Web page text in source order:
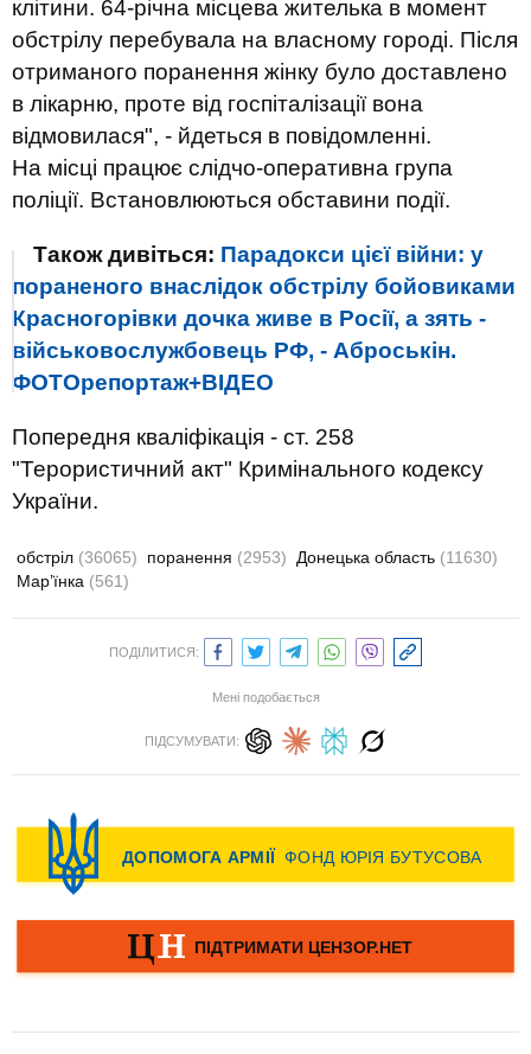
клітини. 64-річна місцева жителька в момент
обстрілу перебувала на власному городі. Після
отриманого поранення жінку було доставлено
в лікарню, проте від госпіталізації вона
відмовилася", - йдеться в повідомленні.
На місці працює слідчо-оперативна група
поліції. Встановлюються обставини події.
Також дивіться: Парадокси цієї війни: у
пораненого внаслідок обстрілу бойовиками
Красногорівки дочка живе в Росії, а зять -
військовослужбовець РФ, - Аброськін.
ФОТОрепортаж+ВІДЕО
Попередня кваліфікація - ст. 258
"Терористичний акт" Кримінального кодексу
України.
обстріл (36065) поранення (2953) Донецька область (11630)
Мар’їнка (561)
ПОДІЛИТИСЯ:
Мені подобається
ПІДСУМУВАТИ: